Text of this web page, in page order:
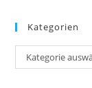
Kategorien
Kategorie